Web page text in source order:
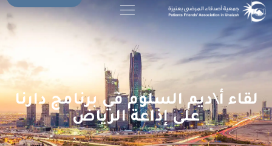
لقاء أ\ديم السلوم في برنامج دارنا
على إذاعة الرياض